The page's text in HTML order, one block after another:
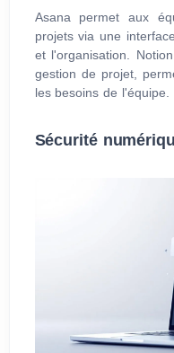
Asana permet aux
projets via une
et l'organisation.
gestion de projet,
les besoins de l'équipe.
Sécurité